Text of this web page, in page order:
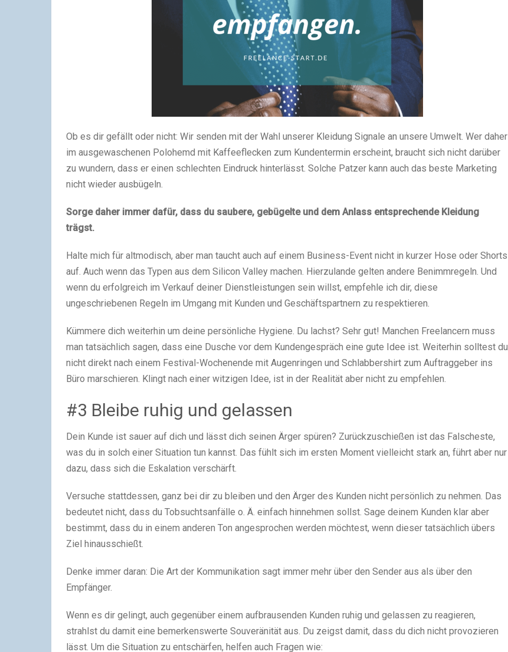
Ob es dir gefällt oder nicht: Wir senden mit der Wahl unserer Kleidung Signale an unsere Umwelt. Wer daher
im ausgewaschenen Polohemd mit Kaffeeflecken zum Kundentermin erscheint, braucht sich nicht darüber
zu wundern, dass er einen schlechten Eindruck hinterlässt. Solche Patzer kann auch das beste Marketing
nicht wieder ausbügeln.
Sorge daher immer dafür, dass du saubere, gebügelte und dem Anlass entsprechende Kleidung
trägst.
Halte mich für altmodisch, aber man taucht auch auf einem Business-Event nicht in kurzer Hose oder Shorts
auf. Auch wenn das Typen aus dem Silicon Valley machen. Hierzulande gelten andere Benimmregeln. Und
wenn du erfolgreich im Verkauf deiner Dienstleistungen sein willst, empfehle ich dir, diese
ungeschriebenen Regeln im Umgang mit Kunden und Geschäftspartnern zu respektieren.
Kümmere dich weiterhin um deine persönliche Hygiene. Du lachst? Sehr gut! Manchen Freelancern muss
man tatsächlich sagen, dass eine Dusche vor dem Kundengespräch eine gute Idee ist. Weiterhin solltest du
nicht direkt nach einem Festival-Wochenende mit Augenringen und Schlabbershirt zum Auftraggeber ins
Büro marschieren. Klingt nach einer witzigen Idee, ist in der Realität aber nicht zu empfehlen.
#3 Bleibe ruhig und gelassen
Dein Kunde ist sauer auf dich und lässt dich seinen Ärger spüren? Zurückzuschießen ist das Falscheste,
was du in solch einer Situation tun kannst. Das fühlt sich im ersten Moment vielleicht stark an, führt aber nur
dazu, dass sich die Eskalation verschärft.
Versuche stattdessen, ganz bei dir zu bleiben und den Ärger des Kunden nicht persönlich zu nehmen. Das
bedeutet nicht, dass du Tobsuchtsanfälle o. Ä. einfach hinnehmen sollst. Sage deinem Kunden klar aber
bestimmt, dass du in einem anderen Ton angesprochen werden möchtest, wenn dieser tatsächlich übers
Ziel hinausschießt.
Denke immer daran: Die Art der Kommunikation sagt immer mehr über den Sender aus als über den
Empfänger.
Wenn es dir gelingt, auch gegenüber einem aufbrausenden Kunden ruhig und gelassen zu reagieren,
strahlst du damit eine bemerkenswerte Souveränität aus. Du zeigst damit, dass du dich nicht provozieren
lässt. Um die Situation zu entschärfen, helfen auch Fragen wie: